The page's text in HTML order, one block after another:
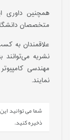
متخصصان
علاقمندان به
نشریه
مهندسی
نمایند.
ذخیره کنید.